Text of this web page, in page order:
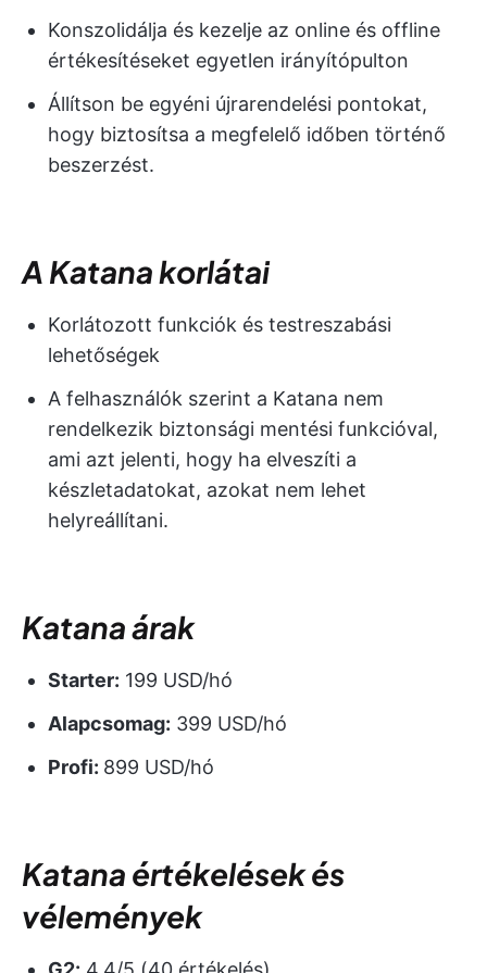
Konszolidálja és kezelje az online és offline
értékesítéseket egyetlen irányítópulton
Állítson be egyéni újrarendelési pontokat,
hogy biztosítsa a megfelelő időben történő
beszerzést.
A Katana korlátai
Korlátozott funkciók és testreszabási
lehetőségek
A felhasználók szerint a Katana nem
rendelkezik biztonsági mentési funkcióval,
ami azt jelenti, hogy ha elveszíti a
készletadatokat, azokat nem lehet
helyreállítani.
Katana árak
Starter: 199 USD/hó
Alapcsomag: 399 USD/hó
Profi: 899 USD/hó
Katana értékelések és
vélemények